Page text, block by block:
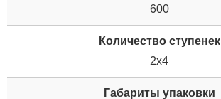
600
Количество ступенек
2х4
Габариты упаковки